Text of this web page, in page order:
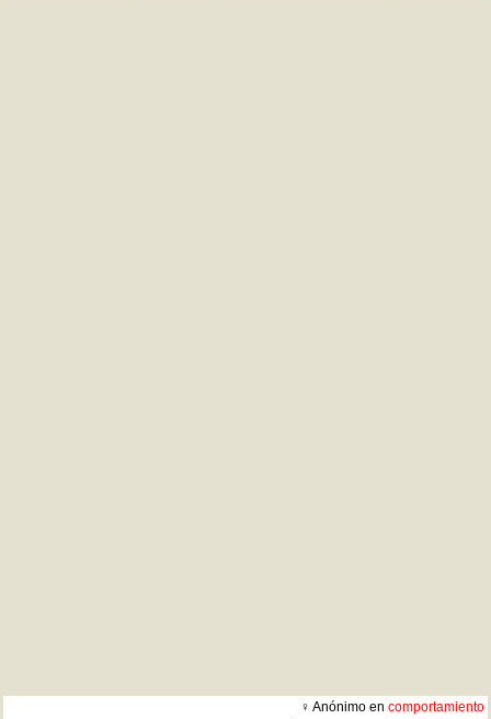
♀ Anónimo en comportamiento